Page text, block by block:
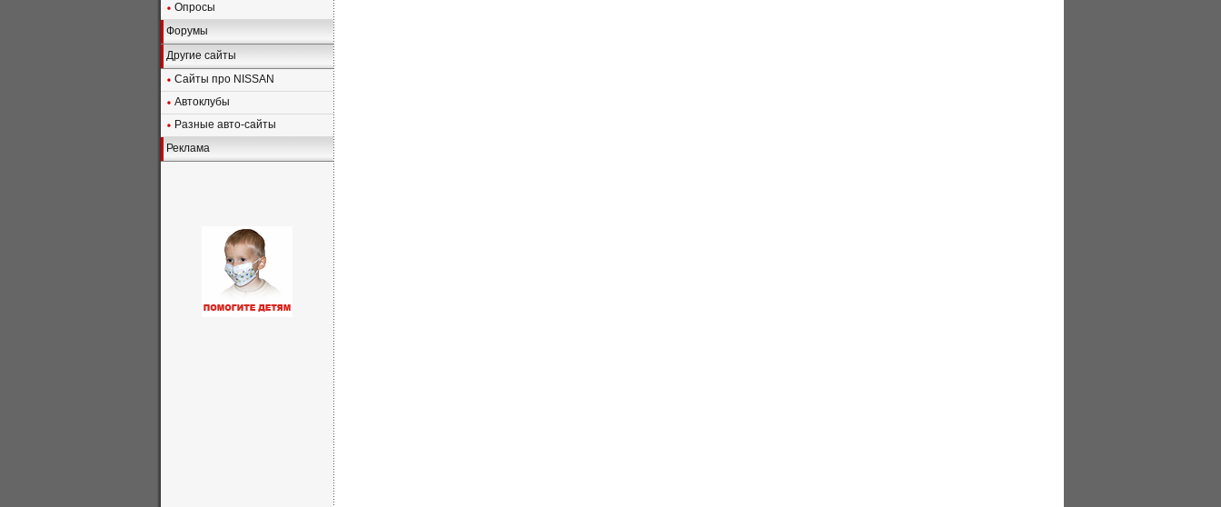
Опросы
Форумы
Другие сайты
Сайты про NISSAN
Автоклубы
Разные авто-сайты
Реклама